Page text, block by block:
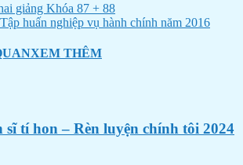
giảng Khóa 87 + 88
huấn nghiệp vụ hành chính năm 2016
XEM THÊM
sĩ tí hon – Rèn luyện chính tôi 2024